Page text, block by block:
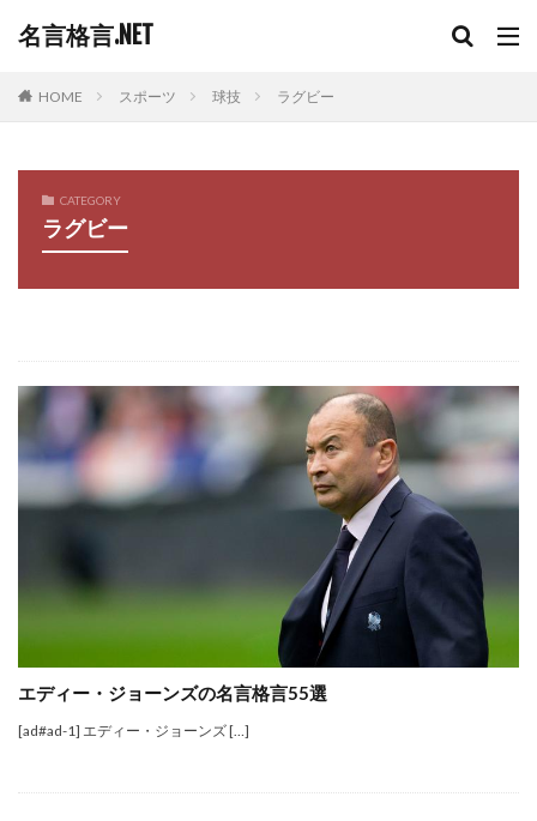
名言格言.NET
HOME スポーツ 球技 ラグビー
CATEGORY
ラグビー
エディー・ジョーンズの名言格言55選
[ad#ad-1] エディー・ジョーンズ […]